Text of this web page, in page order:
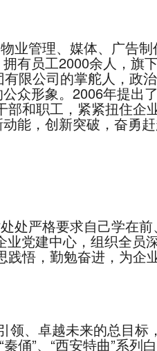
业管理、媒体、广告
有员工2000余人，旗
限公司的掌舵人，政
众形象。2006年提出
和职工，紧紧扭住企
能，创新突破，奋勇
处严格要求自己学在
党建中心，组织全员
悟，勤勉奋进，为企
领、卓越未来的总目标
俑”、“西安特曲”系列